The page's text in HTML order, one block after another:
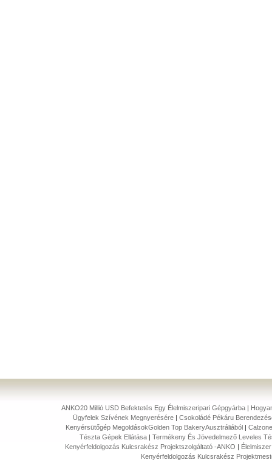
ANKO20 Millió USD Befektetés Egy Élelmiszeripari Gépgyárba |
Ügyfelek Szívének Megnyerésére | Csokoládé Pékáru
Kenyérsütőgép MegoldásokGolden Top BakeryAusztráliából |
Tészta Gépek Ellátása | Termékeny És Jövedelmező Leveles
Kenyérfeldolgozás Kulcsrakész Projektszolgáltató -ANKO |
Kenyérfeldolgozás Kulcsrakész